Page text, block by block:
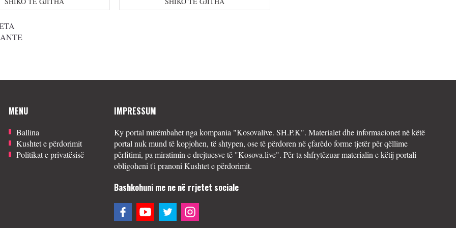
MENU
Ballina
Kushtet e përdorimit
Politikat e privatësisë
IMPRESSUM
Ky portal mirëmbahet nga kompania "Kosovalive. SH.P.K". Materialet dhe informacionet në këtë
portal nuk mund të kopjohen, të shtypen, ose të përdoren në çfarëdo forme tjetër për qëllime
përfitimi, pa miratimin e drejtuesve të "Kosova.live". Për ta shfrytëzuar materialin e këtij portali
obligoheni t'i pranoni Kushtet e përdorimit.
Bashkohuni me ne në rrjetet sociale